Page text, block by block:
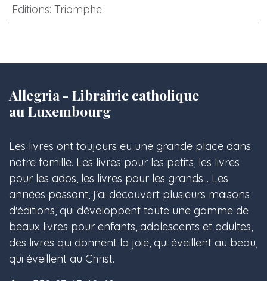
Editions: Triomphe
Allegria - Librairie catholique
au Luxembourg
Les livres ont toujours eu une grande place dans
notre famille. Les livres pour les petits, les livres
pour les ados, les livres pour les grands... Les
années passant, j'ai découvert plusieurs maisons
d'éditions, qui développent toute une gamme de
beaux livres pour enfants, adolescents et adultes,
des livres qui donnent la joie, qui éveillent au beau,
qui éveillent au Christ.